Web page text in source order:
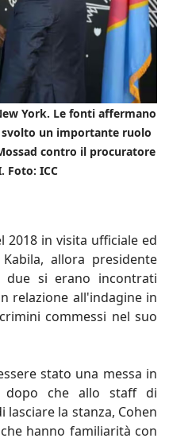
York. Le fonti affermano
svolto un importante ruolo
contro il procuratore
Foto: ICC
2018 in visita ufficiale ed
allora presidente
due si erano incontrati
relazione all'indagine in
commessi nel suo
stato una messa in
dopo che allo staff di
la stanza, Cohen
hanno familiarità con